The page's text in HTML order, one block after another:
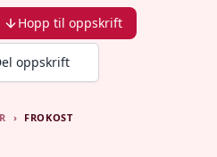
Hopp til oppskrift
oppskrift
› FROKOST